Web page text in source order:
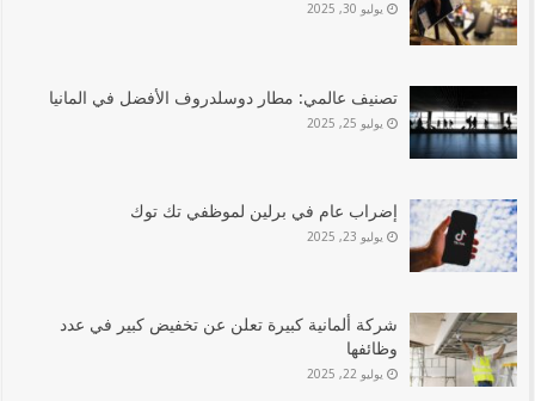
يوليو 30, 2025
تصنيف عالمي: مطار دوسلدروف الأفضل في المانيا
يوليو 25, 2025
إضراب عام في برلين لموظفي تك توك
يوليو 23, 2025
شركة ألمانية كبيرة تعلن عن تخفيض كبير في عدد
وظائفها
يوليو 22, 2025